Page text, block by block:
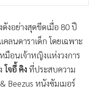
ดังอย่างสุดขีดเมื่อ 80 ปี
ลนดาราเด็ก โดยเฉพาะ
มือนเจ้าหญิงแห่งวงการ
โจอี้ คิงที่ประสบความ
Beezus หนังซัมเมอร์